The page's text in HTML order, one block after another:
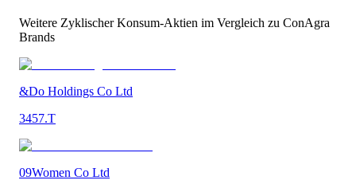
Weitere Zyklischer Konsum-Aktien im Vergleich zu ConAgra
Brands
&Do Holdings Co Ltd
3457.T
09Women Co Ltd